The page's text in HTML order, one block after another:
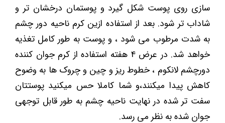
سازی روی پوست شکل گیرد و پوستمان درخشان تر و
شاداب تر شود. بعد از استفاده ازین کرم ناحیه دور چشم
به شدت مرطوب می شود ، و پوست به طور کامل تغذیه
خواهد شد. در عرض ۴ هفته استفاده از کرم جوان کننده
دورچشم لانکوم ، خطوط ریز و چین و چروک ها به وضوح
کاهش پیدا میکنند،و شما کاملا حس میکنید پوستتان
سفت تر شده در نهایت ناحیه چشم به طور قابل توجهی
جوان شده به نظر می رسد.